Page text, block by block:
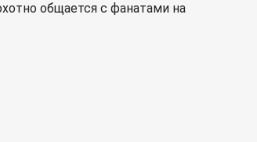
общается с фанатами на